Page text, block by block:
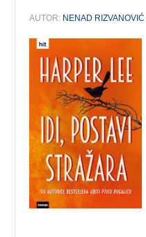
AUTOR: NENAD RIZVANOVIĆ